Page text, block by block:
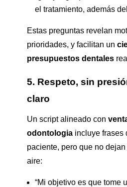
el tratamiento, además
Estas preguntas revelan
prioridades, y facilitan un
presupuestos dentales
5. Respeto, sin
claro
Un script alineado con
odontologiaincluye frases
paciente, pero que no
aire:
“Mi objetivo es que tome